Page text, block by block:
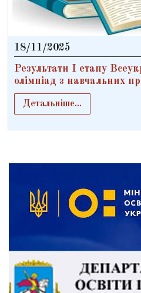
18/11/2025
Результати І етапу
олімпіад з навчальних
Детальніше...